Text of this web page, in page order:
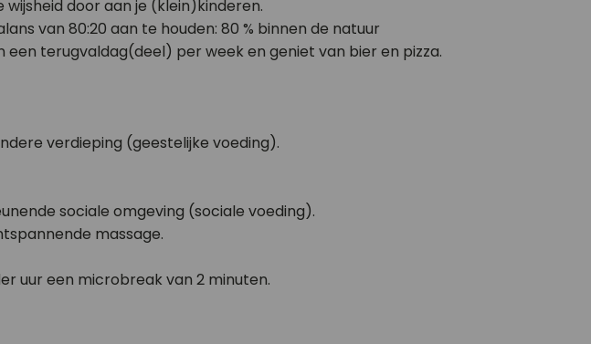
door aan je (klein)kinderen.
van 80:20 aan te houden: 80 % binnen de natuur
terugvaldag(deel) per week en geniet van bier en pizza.
verdieping (geestelijke voeding).
sociale omgeving (sociale voeding).
massage.
uur een microbreak van 2 minuten.